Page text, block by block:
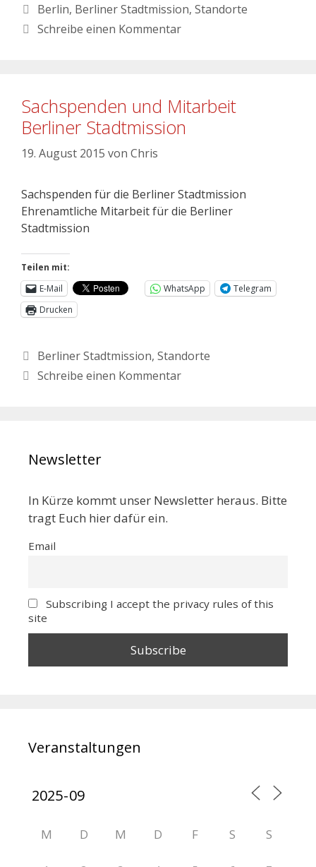
Berlin, Berliner Stadtmission, Standorte
Schreibe einen Kommentar
Sachspenden und Mitarbeit
Berliner Stadtmission
19. August 2015 von Chris
Sachspenden für die Berliner Stadtmission
Ehrenamtliche Mitarbeit für die Berliner
Stadtmission
Teilen mit:
E-Mail
WhatsApp
Telegram
Drucken
Berliner Stadtmission, Standorte
Schreibe einen Kommentar
Newsletter
In Kürze kommt unser Newsletter heraus. Bitte
tragt Euch hier dafür ein.
Email
Subscribing I accept the privacy rules of this
site
Veranstaltungen
M D M D F S S